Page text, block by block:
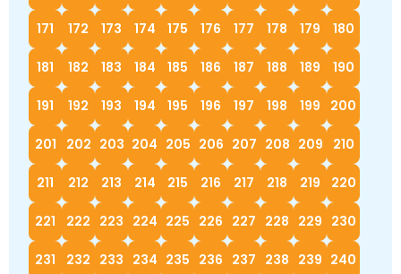
171 172 173 174 175 176 177 178 179 180
181 182 183 184 185 186 187 188 189 190
191 192 193 194 195 196 197 198 199 200
201 202 203 204 205 206 207 208 209 210
211 212 213 214 215 216 217 218 219 220
221 222 223 224 225 226 227 228 229 230
231 232 233 234 235 236 237 238 239 240